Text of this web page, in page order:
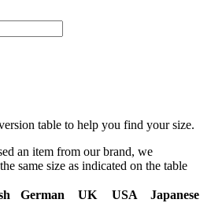
table to help you find your size.
an item from our brand, we
same size as indicated on the table
German
UK
USA
Japanese